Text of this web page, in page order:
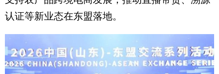
认证等新业态在东盟落地。